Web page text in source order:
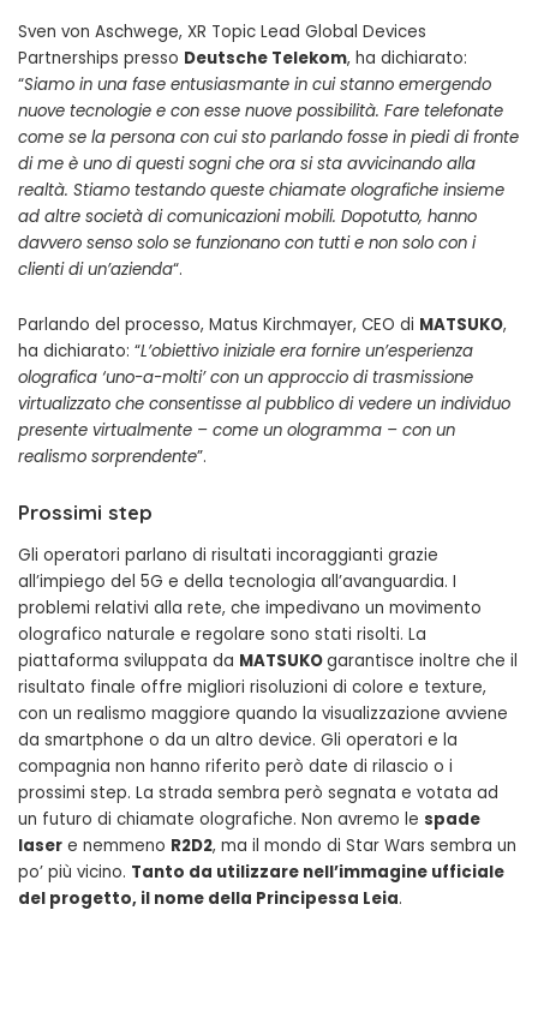
Sven von Aschwege, XR Topic Lead Global Devices
Partnerships presso Deutsche Telekom, ha dichiarato:
“Siamo in una fase entusiasmante in cui stanno emergendo
nuove tecnologie e con esse nuove possibilità. Fare telefonate
come se la persona con cui sto parlando fosse in piedi di fronte
di me è uno di questi sogni che ora si sta avvicinando alla
realtà. Stiamo testando queste chiamate olografiche insieme
ad altre società di comunicazioni mobili. Dopotutto, hanno
davvero senso solo se funzionano con tutti e non solo con i
clienti di un’azienda“.
Parlando del processo, Matus Kirchmayer, CEO di MATSUKO,
ha dichiarato: “L’obiettivo iniziale era fornire un’esperienza
olografica ‘uno-a-molti’ con un approccio di trasmissione
virtualizzato che consentisse al pubblico di vedere un individuo
presente virtualmente – come un ologramma – con un
realismo sorprendente”.
Prossimi step
Gli operatori parlano di risultati incoraggianti grazie
all’impiego del 5G e della tecnologia all’avanguardia. I
problemi relativi alla rete, che impedivano un movimento
olografico naturale e regolare sono stati risolti. La
piattaforma sviluppata da MATSUKOgarantisce inoltre che il
risultato finale offre migliori risoluzioni di colore e texture,
con un realismo maggiore quando la visualizzazione avviene
da smartphone o da un altro device. Gli operatori e la
compagnia non hanno riferito però date di rilascio o i
prossimi step. La strada sembra però segnata e votata ad
un futuro di chiamate olografiche. Non avremo le spade
laser e nemmeno R2D2, ma il mondo di Star Wars sembra un
po’ più vicino. Tanto da utilizzare nell’immagine ufficiale
del progetto, il nome della Principessa Leia.